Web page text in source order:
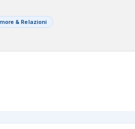
& Relazioni